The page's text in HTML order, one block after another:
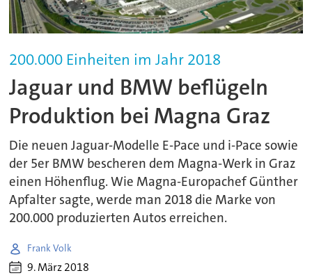
200.000 Einheiten im Jahr 2018
Jaguar und BMW beflügeln
Produktion bei Magna Graz
Die neuen Jaguar-Modelle E-Pace und i-Pace sowie
der 5er BMW bescheren dem Magna-Werk in Graz
einen Höhenflug. Wie Magna-Europachef Günther
Apfalter sagte, werde man 2018 die Marke von
200.000 produzierten Autos erreichen.
Frank Volk
9. März 2018